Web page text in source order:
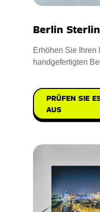
Berlin
Erhöhen Sie Ihren
handgefertigten
PRÜFEN SIE
AUS